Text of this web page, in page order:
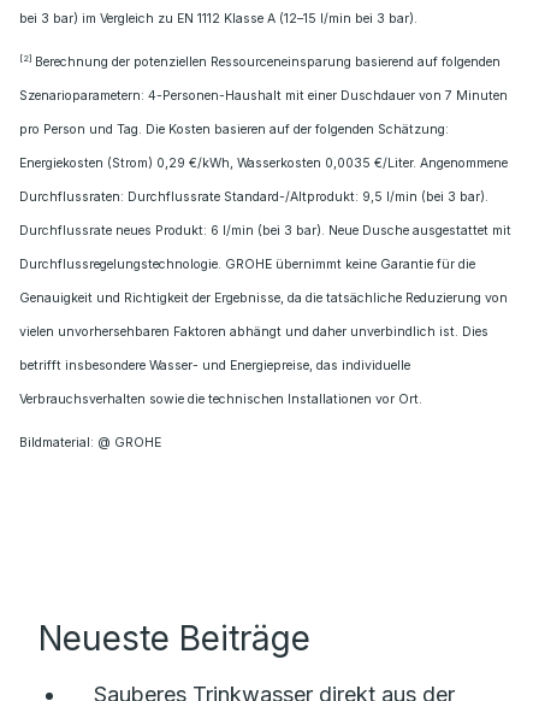
bei 3 bar) im Vergleich zu EN 1112 Klasse A (12–15 l/min bei 3 bar).
[2] Berechnung der potenziellen Ressourceneinsparung basierend auf folgenden
Szenarioparametern: 4-Personen-Haushalt mit einer Duschdauer von 7 Minuten
pro Person und Tag. Die Kosten basieren auf der folgenden Schätzung:
Energiekosten (Strom) 0,29 €/kWh, Wasserkosten 0,0035 €/Liter. Angenommene
Durchflussraten: Durchflussrate Standard-/Altprodukt: 9,5 l/min (bei 3 bar).
Durchflussrate neues Produkt: 6 l/min (bei 3 bar). Neue Dusche ausgestattet mit
Durchflussregelungstechnologie. GROHE übernimmt keine Garantie für die
Genauigkeit und Richtigkeit der Ergebnisse, da die tatsächliche Reduzierung von
vielen unvorhersehbaren Faktoren abhängt und daher unverbindlich ist. Dies
betrifft insbesondere Wasser- und Energiepreise, das individuelle
Verbrauchsverhalten sowie die technischen Installationen vor Ort.
Bildmaterial: @ GROHE
Neueste Beiträge
Sauberes Trinkwasser direkt aus der